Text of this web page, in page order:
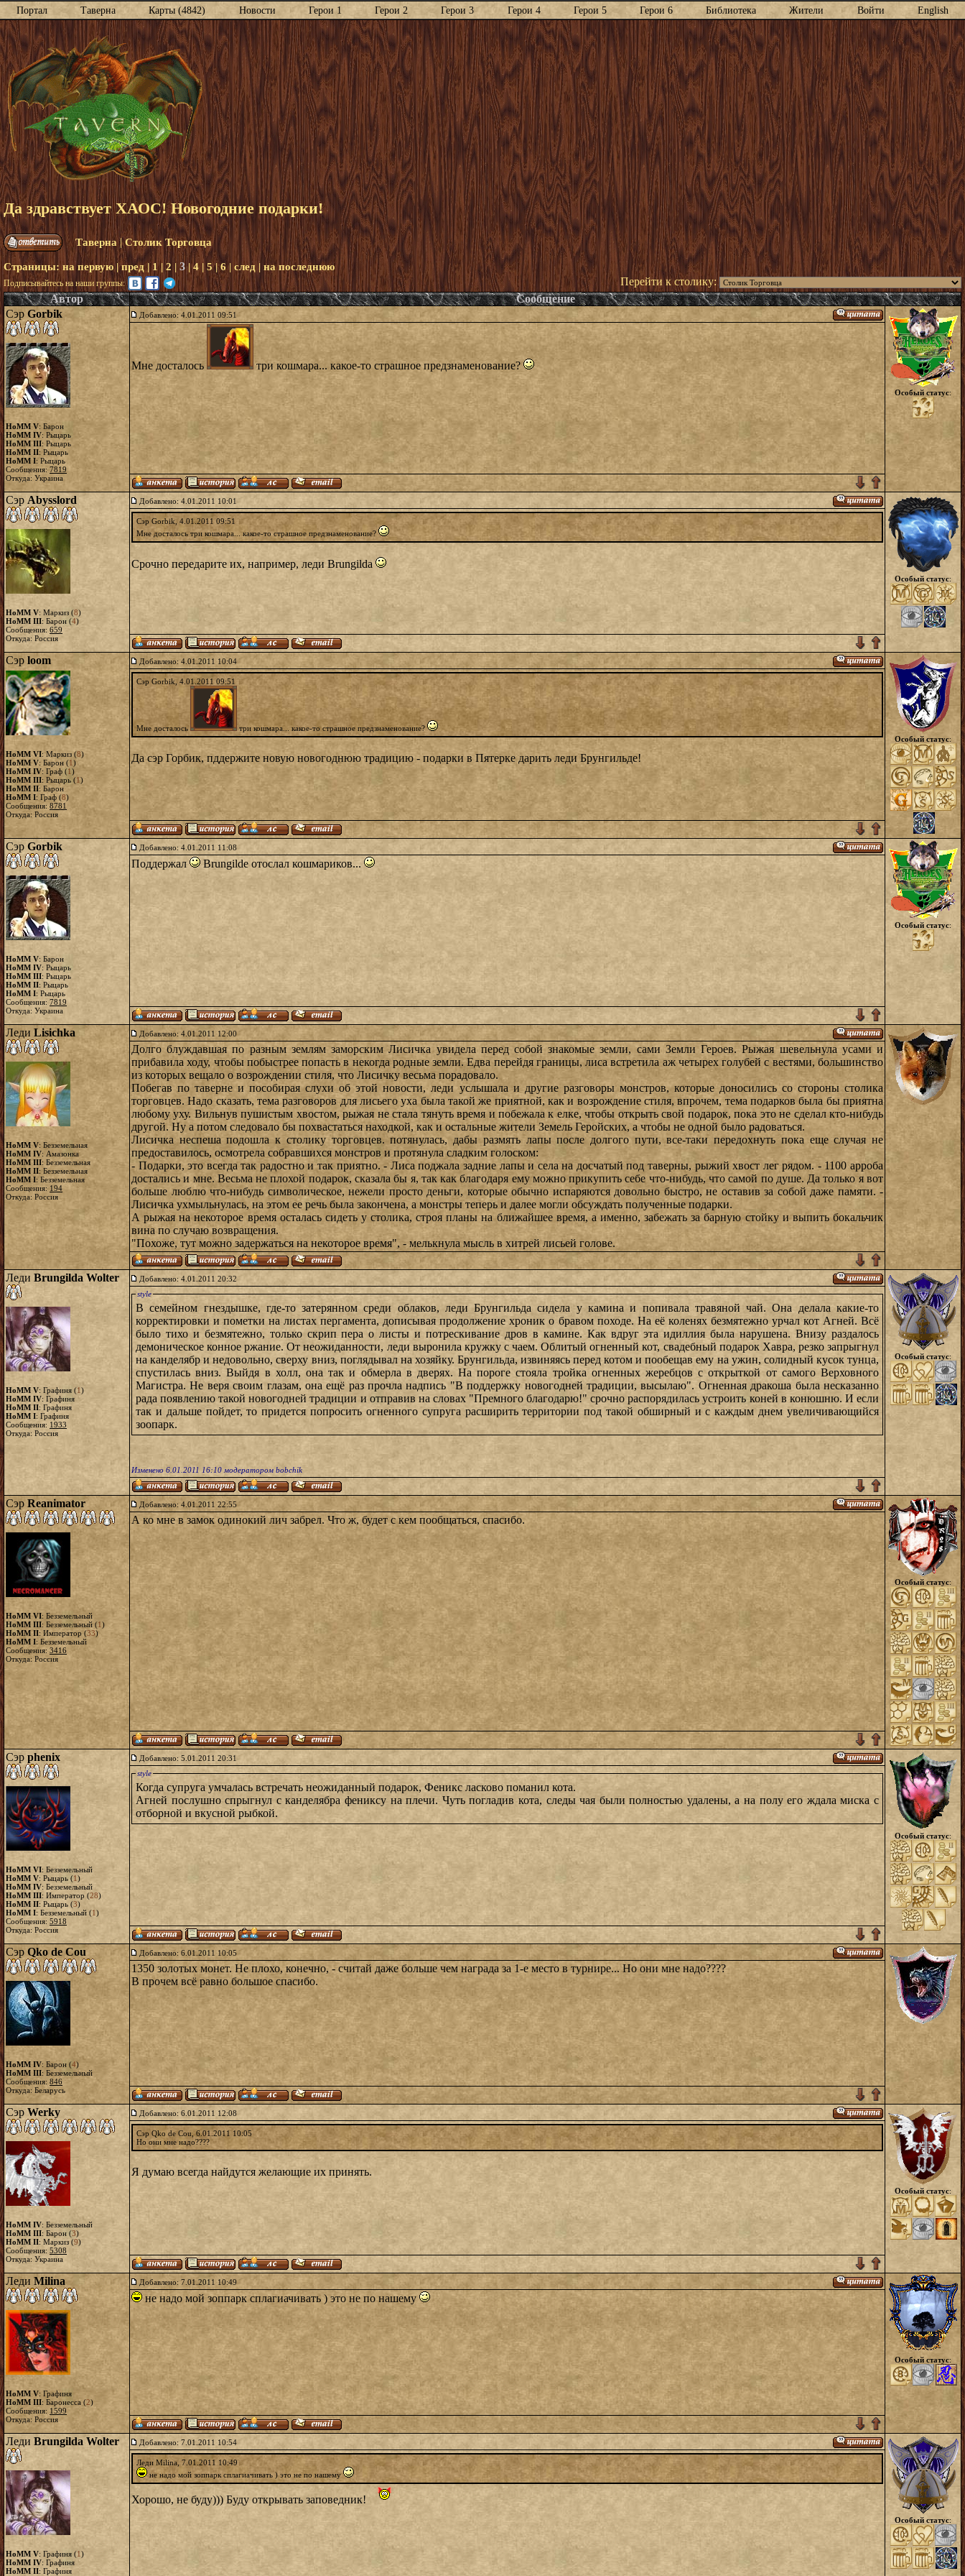
Портал Таверна Карты (4842) Новости Герои 1 Герои 2 Герои 3 Герои 4 Герои 5 Герои 6 Библиотека Жители Войти English
Да здравствует ХАОС! Новогодние подарки!
Таверна|Столик Торговца
Страницы: на первую|пред|1| 2 | 3|4 | 5|6| след | на последнюю
Подписывайтесь на наши группы:
Перейти к столику:
Автор
Сообщение
Сэр Gorbik
HoMM V: Барон
HoMM IV: Рыцарь
HoMM III: Рыцарь
HoMM II: Рыцарь
HoMM I: Рыцарь
Сообщения: 7819
Откуда: Украина
Добавлено: 4.01.2011 09:51
Мне досталось три кошмара... какое-то страшное предзнаменование?
Особый статус:
Сэр Abysslord
HoMM V: Маркиз (8)
HoMM III: Барон (4)
Сообщения: 659
Откуда: Россия
Добавлено: 4.01.2011 10:01
Сэр Gorbik, 4.01.2011 09:51
Мне досталось три кошмара... какое-то страшное предзнаменование?
Срочно передарите их, например, леди Brungilda
Особый статус:
Сэр loom
HoMM VI: Маркиз (8)
HoMM V: Барон (1)
HoMM IV: Граф (1)
HoMM III: Рыцарь (1)
HoMM II: Барон
HoMM I: Граф (8)
Сообщения: 8781
Откуда: Россия
Добавлено: 4.01.2011 10:04
Сэр Gorbik, 4.01.2011 09:51
Мне досталось три кошмара... какое-то страшное предзнаменование?
Да сэр Горбик, пддержите новую новогоднюю традицию - подарки в Пятерке дарить леди Брунгильде!
Особый статус:
Сэр Gorbik
HoMM V: Барон
HoMM IV: Рыцарь
HoMM III: Рыцарь
HoMM II: Рыцарь
HoMM I: Рыцарь
Сообщения: 7819
Откуда: Украина
Добавлено: 4.01.2011 11:08
Поддержал Brungildе отослал кошмариков...
Особый статус:
Леди Lisichka
HoMM V: Безземельная
HoMM IV: Амазонка
HoMM III: Безземельная
HoMM II: Безземельная
HoMM I: Безземельная
Сообщения: 194
Откуда: Россия
Добавлено: 4.01.2011 12:00
Долго блуждавшая по разным землям заморским Лисичка увидела перед собой знакомые земли, сами Земли Героев. Рыжая шевельнула усами и
прибавила ходу, чтобы побыстрее попасть в некогда родные земли. Едва перейдя границы, лиса встретила аж четырех голубей с вестями, большинство
из которых вещало о возрождении стиля, что Лисичку весьма порадовало.
Побегав по таверне и пособирая слухи об этой новости, леди услышала и другие разговоры монстров, которые доносились со стороны столика
торговцев. Надо сказать, тема разговоров для лисьего уха была такой же приятной, как и возрождение стиля, впрочем, тема подарков была бы приятна
любому уху. Вильнув пушистым хвостом, рыжая не стала тянуть время и побежала к елке, чтобы открыть свой подарок, пока это не сделал кто-нибудь
другой. Ну а потом следовало бы похвастаться находкой, как и остальные жители Земель Геройских, а чтобы не одной было радоваться.
Лисичка неспеша подошла к столику торговцев. потянулась, дабы размять лапы после долгого пути, все-таки передохнуть пока еще случая не
предоставилось, осмотрела собравшихся монстров и протянула сладким голоском:
- Подарки, это всегда так радостно и так приятно. - Лиса поджала задние лапы и села на досчатый под таверны, рыжий хвост лег рядом. - 1100 арроба
достались и мне. Весьма не плохой подарок, сказала бы я, так как благодаря ему можно прикупить себе что-нибудь, что самой по душе. Да только я вот
больше люблю что-нибудь символическое, нежели просто деньги, которые обычно испаряются довольно быстро, не оставив за собой даже памяти. -
Лисичка ухмыльнулась, на этом ее речь была закончена, а монстры теперь и далее могли обсуждать полученные подарки.
А рыжая на некоторое время осталась сидеть у столика, строя планы на ближайшее время, а именно, забежать за барную стойку и выпить бокальчик
вина по случаю возвращения.
"Похоже, тут можно задержаться на некоторое время", - мелькнула мысль в хитрей лисьей голове.
Леди Brungilda Wolter
HoMM V: Графиня (1)
HoMM IV: Графиня
HoMM II: Графиня
HoMM I: Графиня
Сообщения: 1933
Откуда: Россия
Добавлено: 4.01.2011 20:32
style
В семейном гнездышке, где-то затерянном среди облаков, леди Брунгильда сидела у камина и попивала травяной чай. Она делала какие-то
корректировки и пометки на листах пергамента, дописывая продолжение хроник о бравом походе. На её коленях безмятежно урчал кот Агней. Всё
было тихо и безмятежно, только скрип пера о листы и потрескивание дров в камине. Как вдруг эта идиллия была нарушена. Внизу раздалось
демоническое конное ржание. От неожиданности, леди выронила кружку с чаем. Облитый огненный кот, свадебный подарок Хавра, резко запрыгнул
на канделябр и недовольно, сверху вниз, поглядывал на хозяйку. Брунгильда, извиняясь перед котом и пообещав ему на ужин, солидный кусок тунца,
спустилась вниз. Выйдя в холл, она так и обмерла в дверях. На пороге стояла тройка огненных жеребцов с открыткой от самого Верховного
Магистра. Не веря своим глазам, она ещё раз прочла надпись "В поддержку новогодней традиции, высылаю". Огненная дракоша была несказанно
рада появлению такой новогодней традиции и отправив на словах "Премного благодарю!" срочно распорядилась устроить коней в конюшню. И если
так и дальше пойдет, то придется попросить огненного супруга расширить территории под такой обширный и с каждым днем увеличивающийся
зоопарк.
Изменено 6.01.2011 16:10 модератором bobchik
Особый статус:
Сэр Reanimator
HoMM VI: Безземельный
HoMM III: Безземельный (1)
HoMM II: Император (33)
HoMM I: Безземельный
Сообщения: 3416
Откуда: Россия
Добавлено: 4.01.2011 22:55
А ко мне в замок одинокий лич забрел. Что ж, будет с кем пообщаться, спасибо.
Особый статус:
Сэр phenix
HoMM VI: Безземельный
HoMM V: Рыцарь (1)
HoMM IV: Безземельный
HoMM III: Император (28)
HoMM II: Рыцарь (3)
HoMM I: Безземельный (1)
Сообщения: 5918
Откуда: Россия
Добавлено: 5.01.2011 20:31
style
Когда супруга умчалась встречать неожиданный подарок, Феникс ласково поманил кота.
Агней послушно спрыгнул с канделябра фениксу на плечи. Чуть погладив кота, следы чая были полностью удалены, а на полу его ждала миска с
отборной и вкусной рыбкой.
Особый статус:
Сэр Qko de Cou
HoMM IV: Барон (4)
HoMM III: Безземельный
Сообщения: 846
Откуда: Беларусь
Добавлено: 6.01.2011 10:05
1350 золотых монет. Не плохо, конечно, - считай даже больше чем награда за 1-е место в турнире... Но они мне надо????
В прочем всё равно большое спасибо.
Сэр Werky
HoMM IV: Безземельный
HoMM III: Барон (3)
HoMM II: Маркиз (9)
Сообщения: 5308
Откуда: Украина
Добавлено: 6.01.2011 12:08
Сэр Qko de Cou, 6.01.2011 10:05
Но они мне надо????
Я думаю всегда найдутся желающие их принять.
Особый статус:
Леди Milina
HoMM V: Графиня
HoMM III: Баронесса (2)
Сообщения: 1599
Откуда: Россия
Добавлено: 7.01.2011 10:49
не надо мой зоппарк сплагиачивать ) это не по нашему
Особый статус:
Леди Brungilda Wolter
HoMM V: Графиня (1)
HoMM IV: Графиня
HoMM II: Графиня
Добавлено: 7.01.2011 10:54
Леди Milina, 7.01.2011 10:49
не надо мой зоппарк сплагиачивать ) это не по нашему
Хорошо, не буду))) Буду открывать заповедник!
Особый статус: